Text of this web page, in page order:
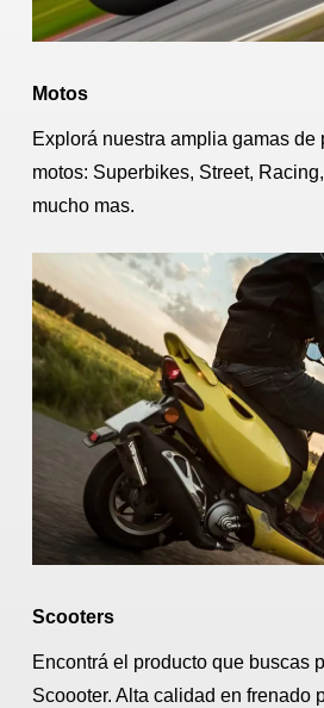
Motos
Explorá nuestra amplia gamas de
motos: Superbikes, Street,
mucho mas.
Scooters
Encontrá el producto que buscas
Scoooter. Alta calidad en frenado